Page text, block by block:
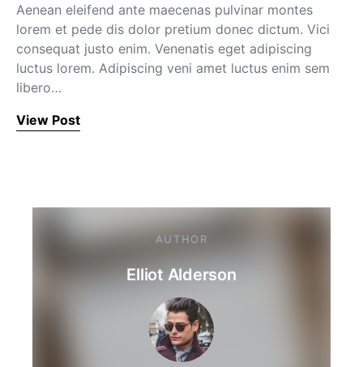
Aenean eleifend ante maecenas pulvinar montes
lorem et pede dis dolor pretium donec dictum. Vici
consequat justo enim. Venenatis eget adipiscing
luctus lorem. Adipiscing veni amet luctus enim sem
libero…
View Post
AUTHOR
Elliot Alderson